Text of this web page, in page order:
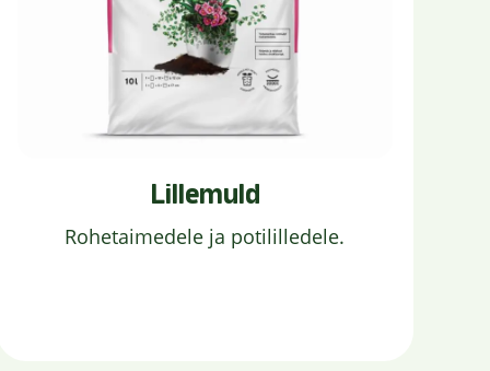
Lillemuld
Rohetaimedele ja potililledele.